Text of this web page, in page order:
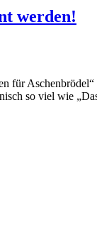
werden!
für
so viel wie